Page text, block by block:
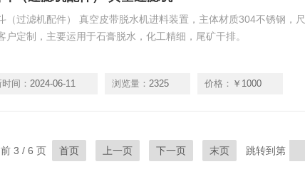
（过滤机配件） 真空皮带脱水机进料装置，主体材质304不锈钢，
户定制，主要运用于石膏脱水，化工精细，尾矿干排。
间： 2024-06-11 浏览量： 2325 价格： ￥1000
3 / 6 页 首页 上一页 下一页 末页 跳转到第